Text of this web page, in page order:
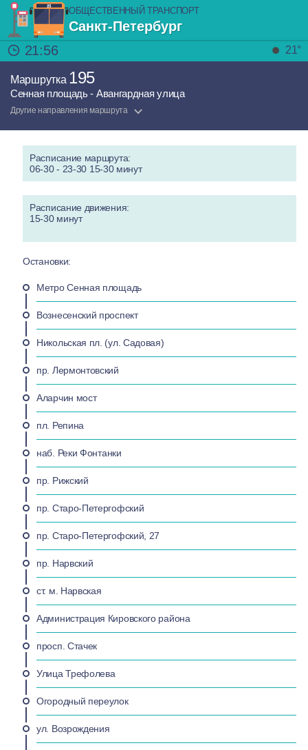
ОБЩЕСТВЕННЫЙ ТРАНСПОРТ
Санкт-Петербург
21:56
21°
Маршрутка 195
Сенная площадь - Авангардная улица
Другие направления маршрута
Расписание маршрута:
06-30 - 23-30 15-30 минут
Расписание движения:
15-30 минут
Остановки:
Метро Сенная площадь
Вознесенский проспект
Никольская пл. (ул. Садовая)
пр. Лермонтовский
Аларчин мост
пл. Репина
наб. Реки Фонтанки
пр. Рижский
пр. Старо-Петергофский
пр. Старо-Петергофский, 27
пр. Нарвский
ст. м. Нарвская
Администрация Кировского района
просп. Стачек
Улица Трефолева
Огородный переулок
ул. Возрождения